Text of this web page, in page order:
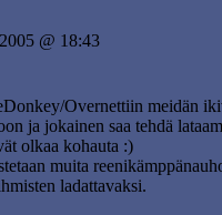
@ 18:43
Overnettiin meidän
ja jokainen saa tehdä
olkaa kohauta :)
muita
ladattavaksi.